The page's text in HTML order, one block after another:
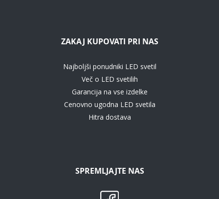
ZAKAJ KUPOVATI PRI NAS
Najboljši ponudniki LED svetil
Več o LED svetilih
Garancija na vse izdelke
Cenovno ugodna LED svetila
Hitra dostava
SPREMLJAJTE NAS